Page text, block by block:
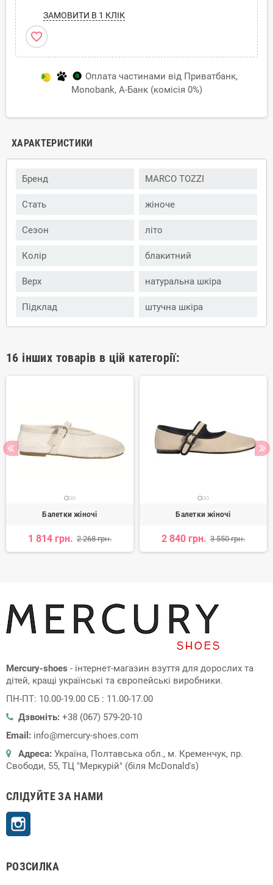
ЗАМОВИТИ В 1 КЛІК
favorite_border
Оплата частинами від Приватбанк,
Monobank, А-Банк (комісія 0%)
ХАРАКТЕРИСТИКИ
Бренд MARCO TOZZI
Стать жіноче
Сезон літо
Колір блакитний
Верх натуральна шкіра
Підклад штучна шкіра
16 інших товарів в цій категорії:
Балетки жіночі
1 814 грн. 2 268 грн.
Балетки жіночі
2 840 грн. 3 550 грн.
Mercury-shoes - інтернет-магазин взуття для дорослих та
дітей, кращі українські та європейські виробники.
ПН-ПТ: 10.00-19.00 СБ : 11.00-17.00
Дзвоніть: +38 (067) 579-20-10
Email: info@mercury-shoes.com
Адреса: Україна, Полтавська обл., м. Кременчук, пр.
Свободи, 55, ТЦ "Меркурій" (біля McDonald's)
СЛІДУЙТЕ ЗА НАМИ
РОЗСИЛКА